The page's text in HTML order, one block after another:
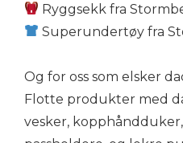
Ryggsekk fra
Superundertøy fra
Og for oss som elsker
Flotte produkter med
vesker,